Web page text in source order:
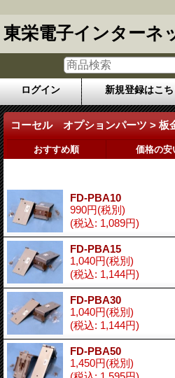
東栄電子インターネ
ログイン 新規登録はこち
コーセル オプションパーツ > 板
おすすめ順 価格の安
FD-PBA10
990円(税別)
(税込: 1,089円)
FD-PBA15
1,040円(税別)
(税込: 1,144円)
FD-PBA30
1,040円(税別)
(税込: 1,144円)
FD-PBA50
1,450円(税別)